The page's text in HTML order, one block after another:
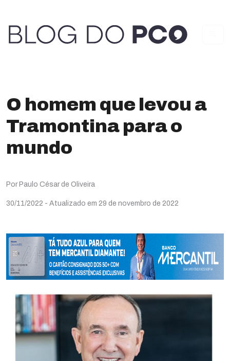
O homem que levou a
Tramontina para o
mundo
Por Paulo César de Oliveira
30/11/2022 - Atualizado em 29 de novembro de 2022